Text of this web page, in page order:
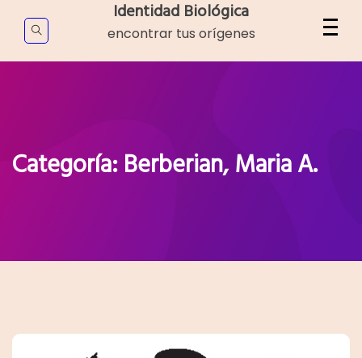
content
Identidad Biológica
encontrar tus orígenes
Categoría:Berberian, Maria A.